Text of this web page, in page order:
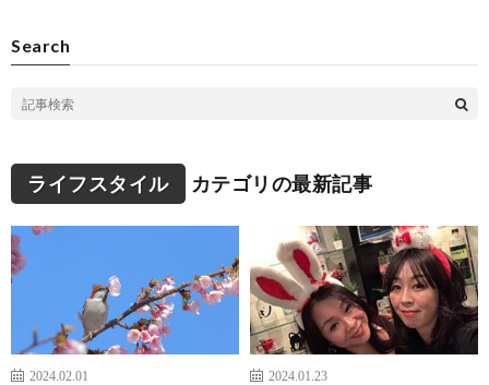
Search
ライフスタイル カテゴリの最新記事
2024.02.01
2024.01.23